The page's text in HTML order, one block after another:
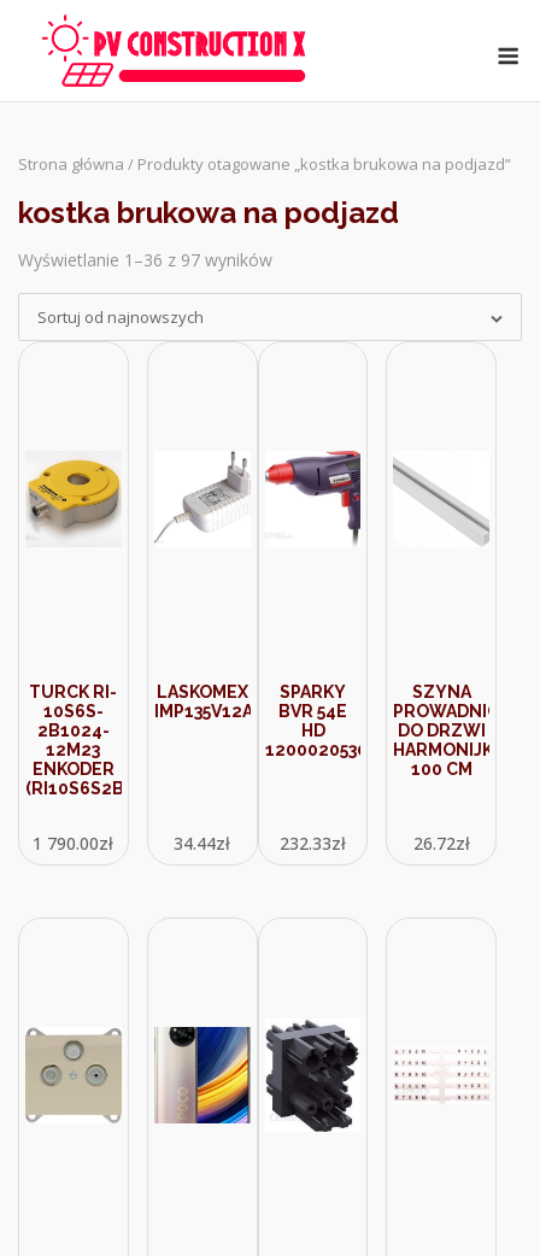
Strona główna / Produkty otagowane „kostka brukowa na podjazd”
kostka brukowa na podjazd
Wyświetlanie 1–36 z 97 wyników
latest
Sortuj od najnowszych
TURCK RI-
10S6S-
2B1024-
12M23
ENKODER
(RI10S6S2B102412M23)
1 790.00zł
LASKOMEX
IMP135V12ADC
34.44zł
SPARKY
BVR 54E
HD
12000205300
232.33zł
SZYNA
PROWADNICA
DO DRZWI
100 CM
26.72zł